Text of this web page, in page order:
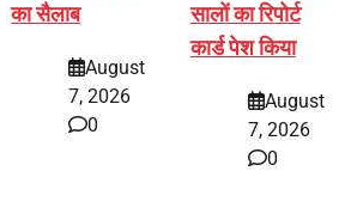
का सैलाब
August
7, 2026
0
सालों का रिपोर्ट
कार्ड पेश किया
August
7, 2026
0